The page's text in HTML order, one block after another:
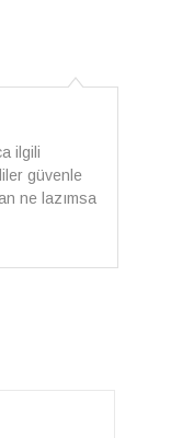
özenle
Yeni